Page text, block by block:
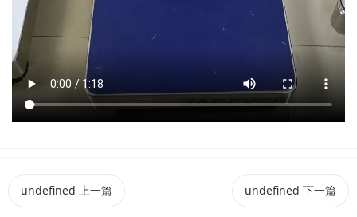
undefined 上一篇 undefined 下一篇